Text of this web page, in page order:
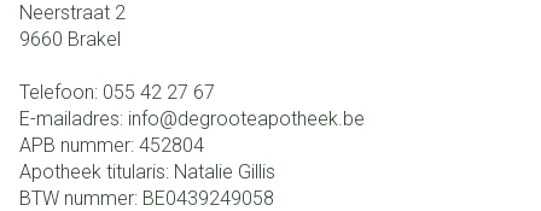
Neerstraat 2
9660 Brakel
Telefoon: 055 42 27 67
E-mailadres: info@degrooteapotheek.be
APB nummer: 452804
Apotheek titularis: Natalie Gillis
BTW nummer: BE0439249058